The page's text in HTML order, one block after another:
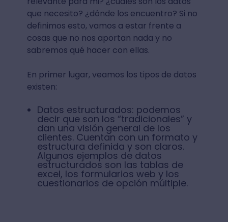
que necesito? ¿dónde los encuentro? Si no
definimos esto, vamos a estar frente a
cosas que no nos aportan nada y no
sabremos qué hacer con ellas.
En primer lugar, veamos los tipos de datos
existen:
Datos estructurados: podemos
decir que son los “tradicionales” y
dan una visión general de los
clientes. Cuentan con un formato y
estructura definida y son claros.
Algunos ejemplos de datos
estructurados son las tablas de
excel, los formularios web y los
cuestionarios de opción múltiple.